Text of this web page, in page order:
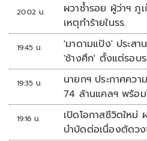
20:02 น.
ผวาซ้ำรอย ผู้ว่าฯ ภู
เหตุทำร้ายในรร.
19:45 น.
'มาดามแป้ง' ประสา
'ช้างศึก' ตั้งแต่รอบ
19:35 น.
นายกฯ ประกาศควา
74 ล้านแคลฯ พร้อม
19:16 น.
เปิดโอกาสชีวิตให
บำบัดต่อเนื่องตัดว